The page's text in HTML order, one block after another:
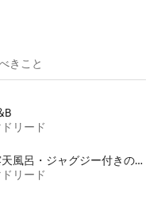
きこと
リード
露天風呂・ジャグジー付きの宿泊施設
リード